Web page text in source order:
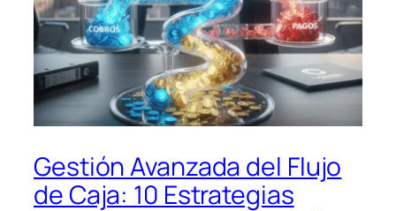
Gestión Avanzada del Flujo
de Caja: 10 Estrategias